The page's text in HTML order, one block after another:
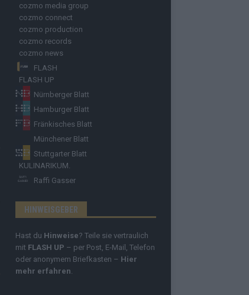
cozmo media group
cozmo connect
cozmo production
cozmo records
cozmo news
FLASH
FLASH UP
Nürnberger Blatt
Hamburger Blatt
Fränkisches Blatt
Münchener Blatt
Stuttgarter Blatt
KULINARIKUM.
Raffi Gasser
HINWEISGEBER
Hast du Hinweise? Teile sie vertraulich
mit FLASH UP – per Post, E-Mail, Telefon
oder anonymem Briefkasten – Hier
mehr erfahren